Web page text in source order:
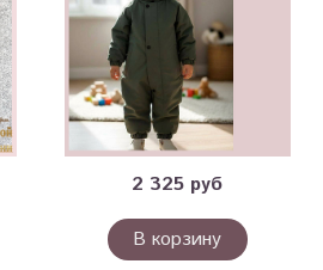
2 325 руб
В корзину